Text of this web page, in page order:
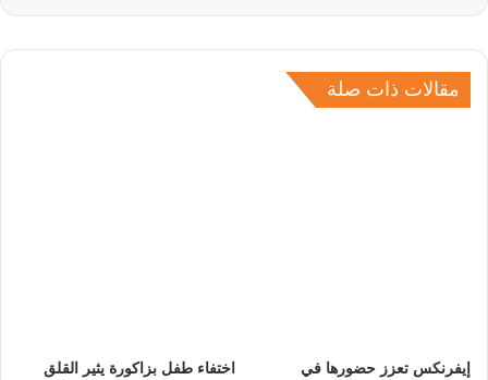
مقالات ذات صلة
إيفرنكس تعزز حضورها في
اختفاء طفل بزاكورة يثير القلق